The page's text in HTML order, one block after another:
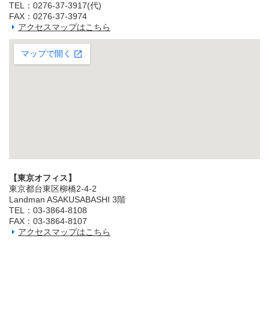
TEL：0276-37-3917(代)
FAX：0276-37-3974
アクセスマップはこちら
【東京オフィス】
東京都台東区柳橋2‐4‐2
Landman ASAKUSABASHI 3階
TEL：03‐3864‐8108
FAX：03‐3864‐8107
アクセスマップはこちら